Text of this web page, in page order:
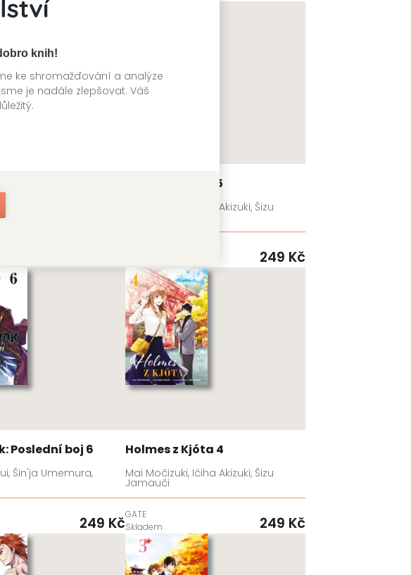
knih!
ke shromažďování a analýze
je nadále zlepšovat. Váš
Šin'ja Umemura,
Holmes z Kjóta 5
Mai Močizuki, Ičiha Akizuki, Šizu
249 Kč
Poslední boj 6
Šin'ja Umemura,
249 Kč
Holmes z Kjóta 4
Mai Močizuki, Ičiha Akizuki, Šizu
Jamauči
GATE
Skladem
249 Kč